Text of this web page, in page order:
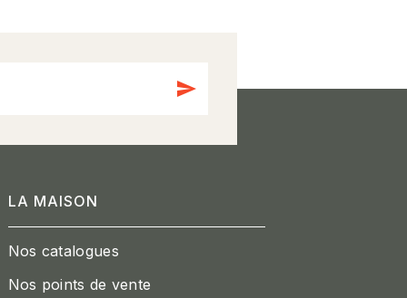
send
LA MAISON
Nos catalogues
Nos points de vente